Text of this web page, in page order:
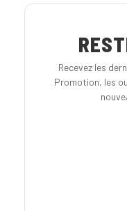
Recevez les
Promotion, les